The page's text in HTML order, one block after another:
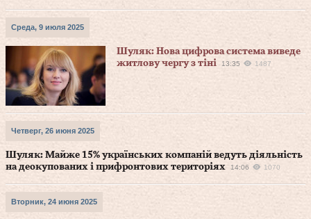
Среда, 9 июля 2025
Шуляк: Нова цифрова система виведе
житлову чергу з тіні
13:35 1487
Четверг, 26 июня 2025
Шуляк: Майже 15% українських компаній ведуть діяльність
на деокупованих і прифронтових територіях
14:06 1070
Вторник, 24 июня 2025